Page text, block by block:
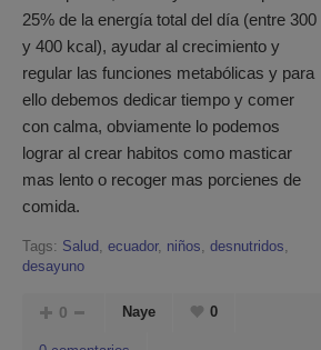
25% de la energía total del día (entre 300
y 400 kcal), ayudar al crecimiento y
regular las funciones metabólicas y para
ello debemos dedicar tiempo y comer
con calma, obviamente lo podemos
lograr al crear habitos como masticar
mas lento o recoger mas porcienes de
comida.
Tags: Salud ecuador, niños desnutridos
desayuno
0 Naye 0